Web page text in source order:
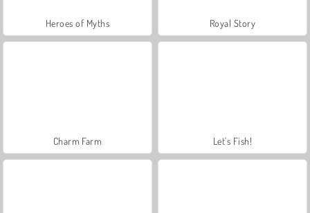
Heroes of Myths Royal Story
Charm Farm Let's Fish!